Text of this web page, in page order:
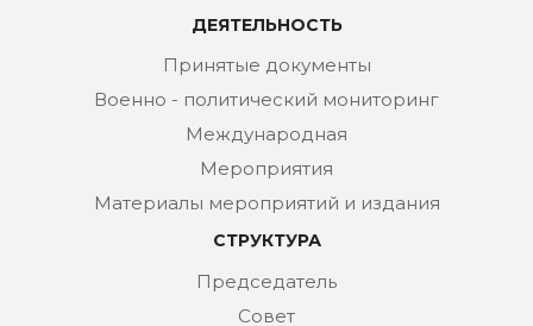
ДЕЯТЕЛЬНОСТЬ
Принятые документы
Военно - политический мониторинг
Международная
Мероприятия
Материалы мероприятий и издания
СТРУКТУРА
Председатель
Совет